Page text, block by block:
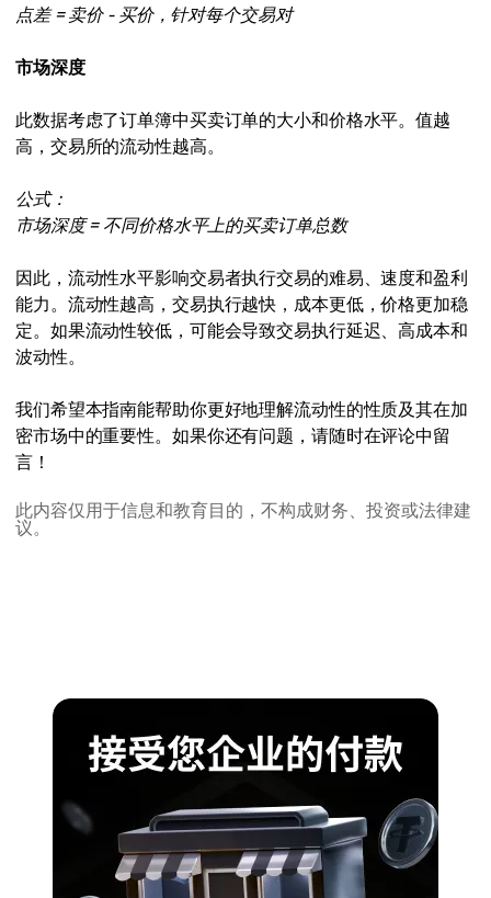
点差 = 卖价 - 买价，针对每个交易对
市场深度
此数据考虑了订单簿中买卖订单的大小和价格水平。值越
高，交易所的流动性越高。
公式：
市场深度 = 不同价格水平上的买卖订单总数
因此，流动性水平影响交易者执行交易的难易、速度和盈利
能力。流动性越高，交易执行越快，成本更低，价格更加稳
定。如果流动性较低，可能会导致交易执行延迟、高成本和
波动性。
我们希望本指南能帮助你更好地理解流动性的性质及其在加
密市场中的重要性。如果你还有问题，请随时在评论中留
言！
此内容仅用于信息和教育目的，不构成财务、投资或法律建
议。